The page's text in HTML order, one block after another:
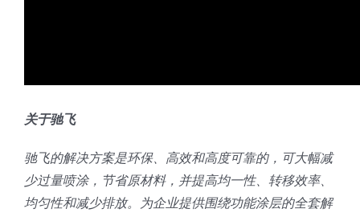
关于驰飞
驰飞的解决方案是环保、高效和高度可靠的，可大幅减
少过量喷涂，节省原材料，并提高均一性、转移效率、
均匀性和减少排放。为企业提供围绕功能涂层的全套解